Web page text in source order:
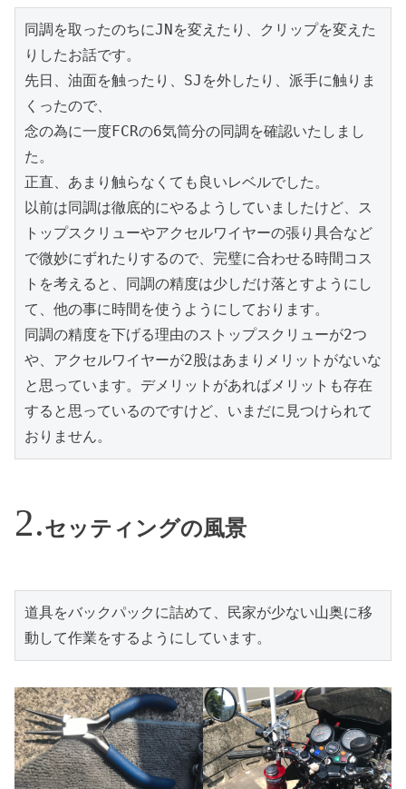
同調を取ったのちにJNを変えたり、クリップを変えた
りしたお話です。
先日、油面を触ったり、SJを外したり、派手に触りま
くったので、
念の為に一度FCRの6気筒分の同調を確認いたしまし
た。
正直、あまり触らなくても良いレベルでした。
以前は同調は徹底的にやるようしていましたけど、ス
トップスクリューやアクセルワイヤーの張り具合など
で微妙にずれたりするので、完璧に合わせる時間コス
トを考えると、同調の精度は少しだけ落とすようにし
て、他の事に時間を使うようにしております。
同調の精度を下げる理由のストップスクリューが2つ
や、アクセルワイヤーが2股はあまりメリットがないな
と思っています。デメリットがあればメリットも存在
すると思っているのですけど、いまだに見つけられて
おりません。
セッティングの風景
道具をバックパックに詰めて、民家が少ない山奥に移
動して作業をするようにしています。